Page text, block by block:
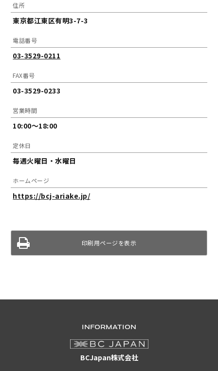
住所
東京都江東区有明3-7-3
電話番号
03-3529-0211
FAX番号
03-3529-0233
営業時間
10:00～18:00
定休日
毎週火曜日・水曜日
ホームページ
https://bcj-ariake.jp/
印刷用ページを表示
INFORMATION
BCJapan株式会社